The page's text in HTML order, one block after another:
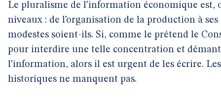
Le pluralisme de l’information économique est,
niveaux : de l’organisation de la production à
modestes soient-ils. Si, comme le prétend le
pour interdire une telle concentration et
l’information, alors il est urgent de les écrire.
historiques ne manquent pas.